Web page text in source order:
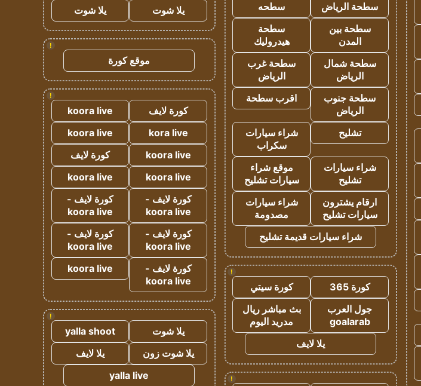
سطحة الرياض
سطحه
سطحة بين
المدن
سطحة
هيدروليك
سطحة شمال
الرياض
سطحة غرب
الرياض
سطحة جنوب
الرياض
اقرب سطحة
تشليح
شراء سيارات
سكراب
شراء سيارات
تشليح
موقع شراء
سيارات تشليح
ارقام يشترون
سيارات تشليح
شراء سيارات
مصدومة
شراء سيارات قديمة تشليح
!
كورة 365
كورة سيتي
جول العرب
goalarab
بث مباشر ريال
مدريد اليوم
يلا لايف
!
يلا شوت
يلا شوت
!
موقع كورة
!
كورة لايف
koora live
kora live
koora live
koora live
كورة لايف
koora live
koora live
كورة لايف -
koora live
كورة لايف -
koora live
كورة لايف -
koora live
كورة لايف -
koora live
كورة لايف -
koora live
koora live
!
يلا شوت
yalla shoot
يلا شوت زون
يلا لايف
yalla live